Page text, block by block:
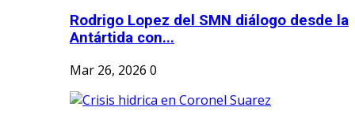
Rodrigo Lopez del SMN diálogo desde la
Antártida con...
Mar 26, 2026 0